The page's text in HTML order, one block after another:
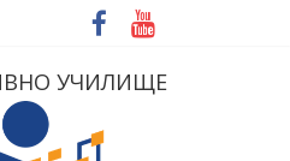
УЧИЛИЩЕ